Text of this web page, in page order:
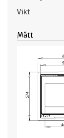
Vikt
Mått